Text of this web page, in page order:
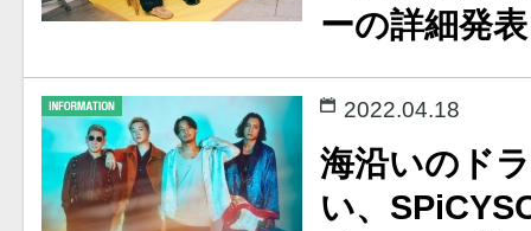
ーの詳細発
2022.04.18
海沿いのド
い、